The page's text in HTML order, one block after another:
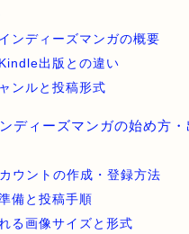
ンディーズマンガの概要
出版との違い
ンルと投稿形式
ディーズマンガの始め方・
ウントの作成・登録方法
備と投稿手順
る画像サイズと形式